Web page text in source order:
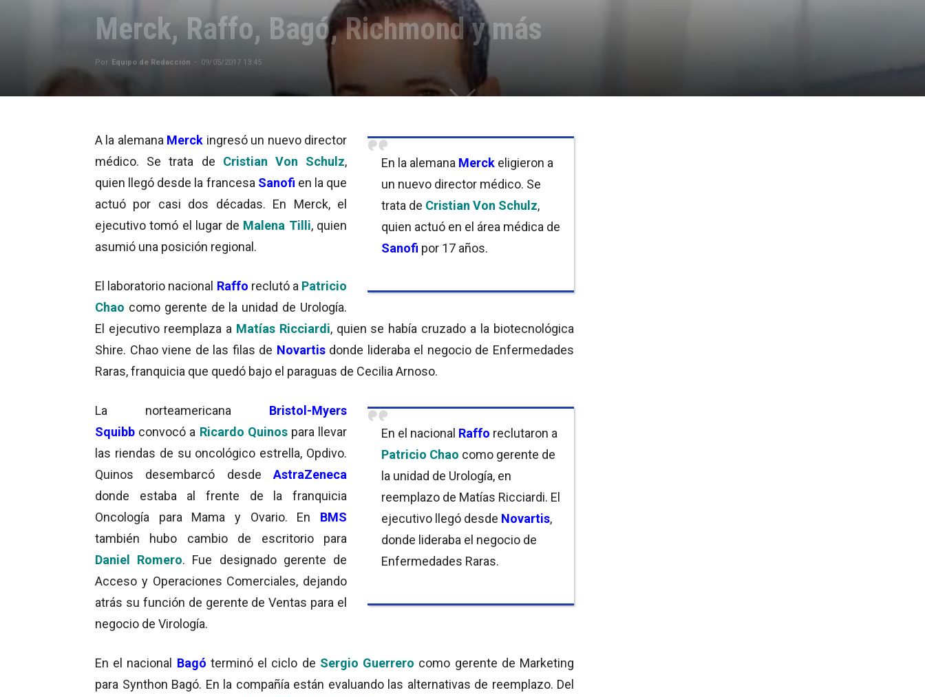
Merck, Raffo, Bagó, Richmond y más
Por Equipo de Redacción - 09/05/2017 13:45
En la alemana Merck eligieron a
un nuevo director médico. Se
trata de Cristian Von Schulz,
quien actuó en el área médica de
Sanofi por 17 años.
A la alemana Merck ingresó un nuevo director
médico. Se trata de Cristian Von Schulz,
quien llegó desde la francesa Sanofi en la que
actuó por casi dos décadas. En Merck, el
ejecutivo tomó el lugar de Malena Tilli, quien
asumió una posición regional.
El laboratorio nacional Raffo reclutó a Patricio
Chao como gerente de la unidad de Urología.
El ejecutivo reemplaza a Matías Ricciardi, quien se había cruzado a la biotecnológica
Shire. Chao viene de las filas de Novartis donde lideraba el negocio de Enfermedades
Raras, franquicia que quedó bajo el paraguas de Cecilia Arnoso.
En el nacional Raffo reclutaron a
Patricio Chao como gerente de
la unidad de Urología, en
reemplazo de Matías Ricciardi. El
ejecutivo llegó desde Novartis,
donde lideraba el negocio de
Enfermedades Raras.
La norteamericana Bristol-Myers
Squibb convocó a Ricardo Quinos para llevar
las riendas de su oncológico estrella, Opdivo.
Quinos desembarcó desde AstraZeneca
donde estaba al frente de la franquicia
Oncología para Mama y Ovario. En BMS
también hubo cambio de escritorio para
Daniel Romero. Fue designado gerente de
Acceso y Operaciones Comerciales, dejando
atrás su función de gerente de Ventas para el
negocio de Virología.
En el nacional Bagó terminó el ciclo de Sergio Guerrero como gerente de Marketing
para Synthon Bagó. En la compañía están evaluando las alternativas de reemplazo. Del